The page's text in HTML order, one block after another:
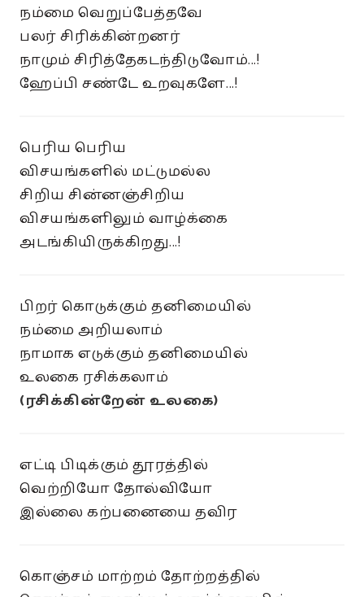
நம்மை வெறுப்பேத்தவே
பலர் சிரிக்கின்றனர்
நாமும் சிரித்தேகடந்திடுவோம்...!
ஹேப்பி சண்டே உறவுகளே...!
பெரிய பெரிய
விசயங்களில் மட்டுமல்ல
சிறிய சின்னஞ்சிறிய
விசயங்களிலும் வாழ்க்கை
அடங்கியிருக்கிறது...!
பிறர் கொடுக்கும் தனிமையில்
நம்மை அறியலாம்
நாமாக எடுக்கும் தனிமையில்
உலகை ரசிக்கலாம்
(ரசிக்கின்றேன் உலகை)
எட்டி பிடிக்கும் தூரத்தில்
வெற்றியோ தோல்வியோ
இல்லை கற்பனையை தவிர
கொஞ்சம் மாற்றம் தோற்றத்தில்